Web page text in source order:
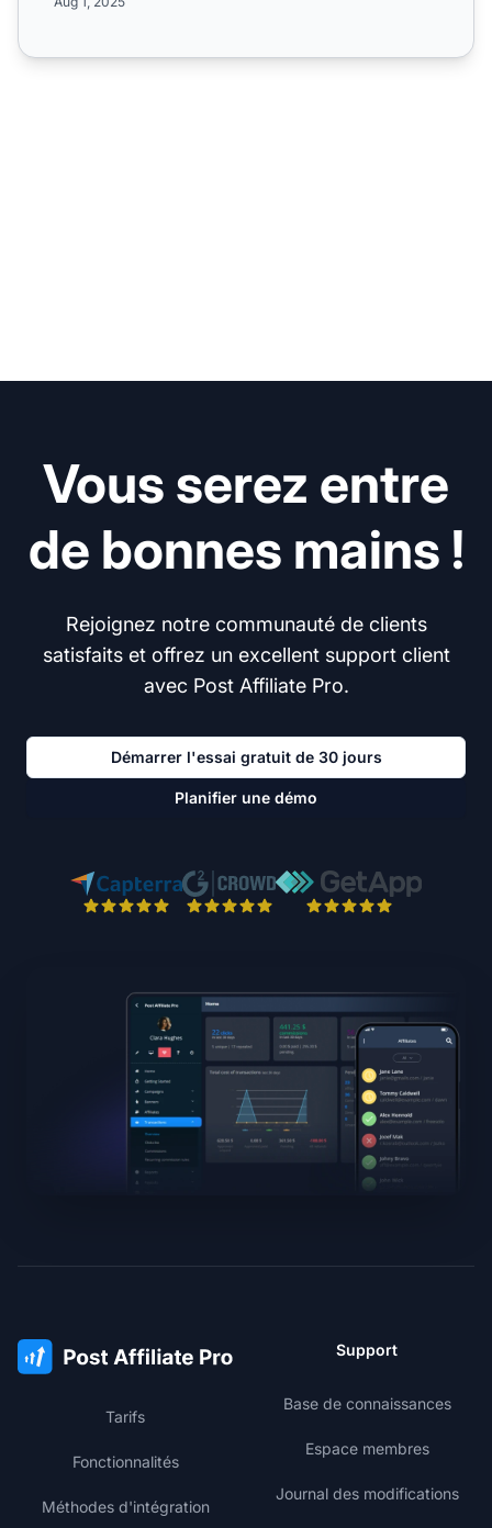
Vous serez entre
de bonnes mains !
Rejoignez notre communauté de clients
satisfaits et offrez un excellent support client
avec Post Affiliate Pro.
Démarrer l'essai gratuit de 30 jours
Planifier une démo
Tarifs
Fonctionnalités
Méthodes d'intégration
Support
Base de connaissances
Espace membres
Journal des modifications